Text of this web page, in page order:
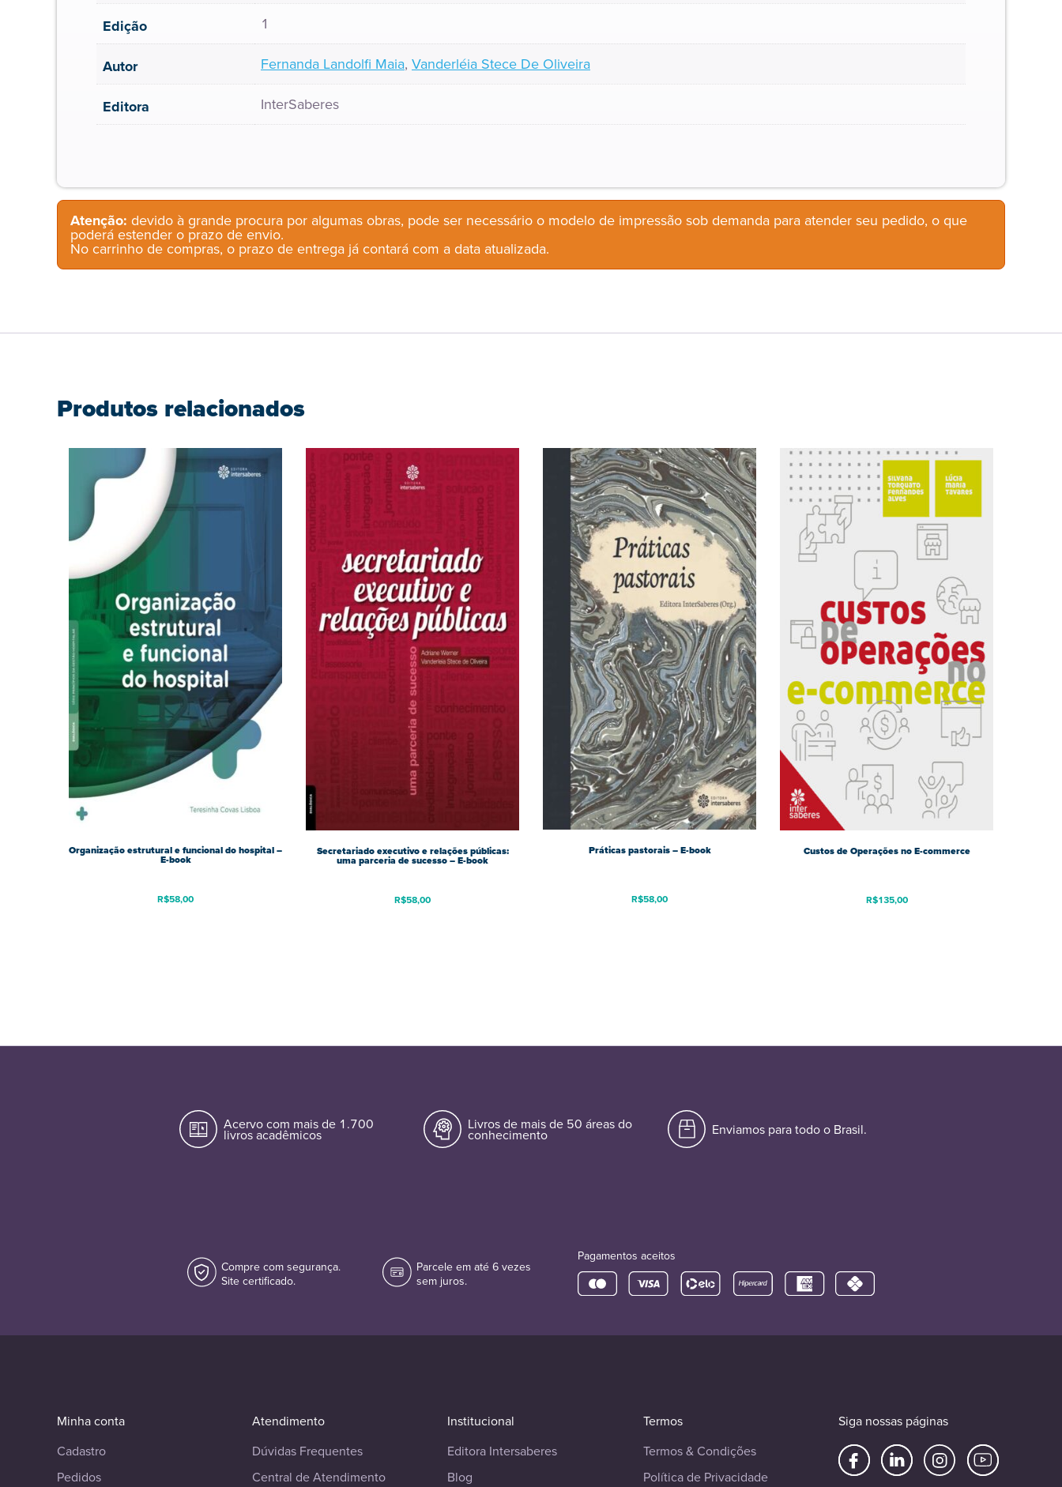
Edição 1
Autor Fernanda Landolfi Maia, Vanderléia Stece De Oliveira
Editora InterSaberes
Atenção: devido à grande procura por algumas obras, pode ser necessário o modelo de impressão sob demanda para atender seu pedido, o que
poderá estender o prazo de envio.
No carrinho de compras, o prazo de entrega já contará com a data atualizada.
Produtos relacionados
Organização estrutural e funcional do hospital –
E-book
R$58,00
Secretariado executivo e relações públicas:
uma parceria de sucesso – E-book
R$58,00
Práticas pastorais – E-book
R$58,00
Custos de Operações no E-commerce
R$135,00
Acervo com mais de 1.700
livros acadêmicos
Livros de mais de 50 áreas do
conhecimento Enviamos para todo o Brasil.
Compre com segurança.
Site certificado.
Parcele em até 6 vezes
sem juros.
Pagamentos aceitos
Minha conta
Cadastro
Pedidos
Atendimento
Dúvidas Frequentes
Central de Atendimento
Institucional
Editora Intersaberes
Blog
Termos
Termos & Condições
Política de Privacidade
Siga nossas páginas